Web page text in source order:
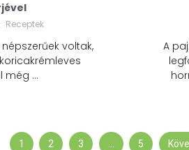
Receptek
voltak,
még …
A
1 2 3 5